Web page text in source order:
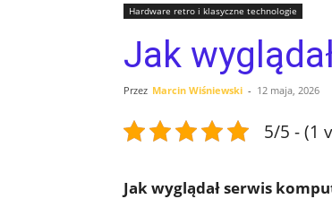
Hardware retro i klasyczne technologie
Jak
Przez Marcin Wiśniewski - 12 maja, 2026
5/5 - (1
Jak wyglądał serwis